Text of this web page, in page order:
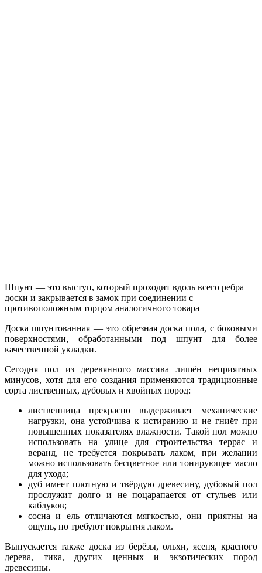
Шпунт — это выступ, который проходит вдоль всего ребра
доски и закрывается в замок при соединении с
противоположным торцом аналогичного товара
Доска шпунтованная — это обрезная доска пола, с боковыми
поверхностями, обработанными под шпунт для более
качественной укладки.
Сегодня пол из деревянного массива лишён неприятных
минусов, хотя для его создания применяются традиционные
сорта лиственных, дубовых и хвойных пород:
лиственница прекрасно выдерживает механические
нагрузки, она устойчива к истиранию и не гниёт при
повышенных показателях влажности. Такой пол можно
использовать на улице для строительства террас и
веранд, не требуется покрывать лаком, при желании
можно использовать бесцветное или тонирующее масло
для ухода;
дуб имеет плотную и твёрдую древесину, дубовый пол
прослужит долго и не поцарапается от стульев или
каблуков;
сосна и ель отличаются мягкостью, они приятны на
ощупь, но требуют покрытия лаком.
Выпускается также доска из берёзы, ольхи, ясеня, красного
дерева, тика, других ценных и экзотических пород
древесины.